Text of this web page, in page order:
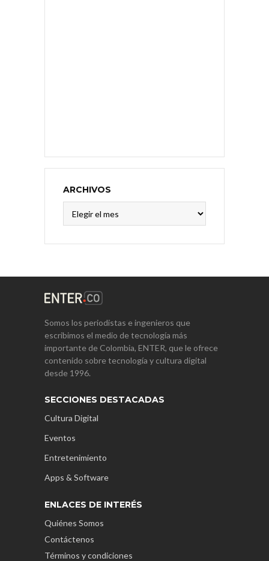
ARCHIVOS
Somos los periodistas e ingenieros que
escribimos el medio de tecnología más
importante de Colombia, ENTER, que le ofrece
contenido sobre tecnología y cultura digital
desde 1996.
SECCIONES DESTACADAS
Cultura Digital
Eventos
Entretenimiento
Apps & Software
ENLACES DE INTERÉS
Quiénes Somos
Contáctenos
Términos y condiciones